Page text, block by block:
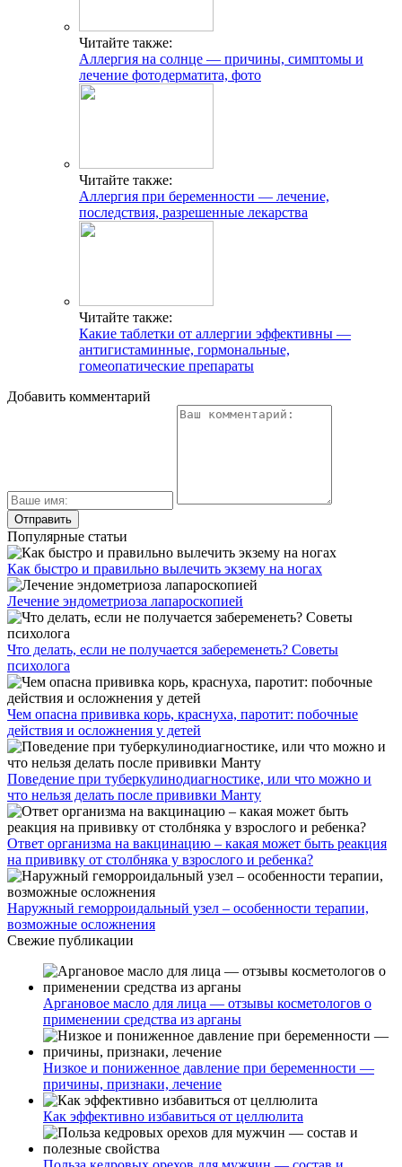
Читайте также:
Аллергия на солнце — причины, симптомы и
лечение фотодерматита, фото
Читайте также:
Аллергия при беременности — лечение,
последствия, разрешенные лекарства
Читайте также:
Какие таблетки от аллергии эффективны —
антигистаминные, гормональные,
гомеопатические препараты
Добавить комментарий
Популярные статьи
Как быстро и правильно вылечить экзему на ногах
Лечение эндометриоза лапароскопией
Что делать, если не получается забеременеть? Советы
психолога
Чем опасна прививка корь, краснуха, паротит: побочные
действия и осложнения у детей
Поведение при туберкулинодиагностике, или что можно и
что нельзя делать после прививки Манту
Ответ организма на вакцинацию – какая может быть реакция
на прививку от столбняка у взрослого и ребенка?
Наружный геморроидальный узел – особенности терапии,
возможные осложнения
Свежие публикации
Аргановое масло для лица — отзывы косметологов о
применении средства из арганы
Низкое и пониженное давление при беременности —
причины, признаки, лечение
Как эффективно избавиться от целлюлита